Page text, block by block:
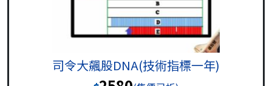
司令大飆股DNA(技術指標一年)